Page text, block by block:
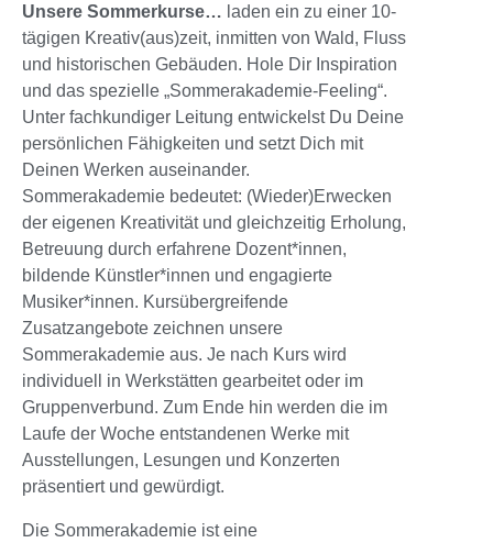
Unsere Sommerkurse… laden ein zu einer 10-
tägigen Kreativ(aus)zeit, inmitten von Wald, Fluss
und historischen Gebäuden. Hole Dir Inspiration
und das spezielle „Sommerakademie-Feeling“.
Unter fachkundiger Leitung entwickelst Du Deine
persönlichen Fähigkeiten und setzt Dich mit
Deinen Werken auseinander.
Sommerakademie bedeutet: (Wieder)Erwecken
der eigenen Kreativität und gleichzeitig Erholung,
Betreuung durch erfahrene Dozent*innen,
bildende Künstler*innen und engagierte
Musiker*innen. Kursübergreifende
Zusatzangebote zeichnen unsere
Sommerakademie aus. Je nach Kurs wird
individuell in Werkstätten gearbeitet oder im
Gruppenverbund. Zum Ende hin werden die im
Laufe der Woche entstandenen Werke mit
Ausstellungen, Lesungen und Konzerten
präsentiert und gewürdigt.
Die Sommerakademie ist eine